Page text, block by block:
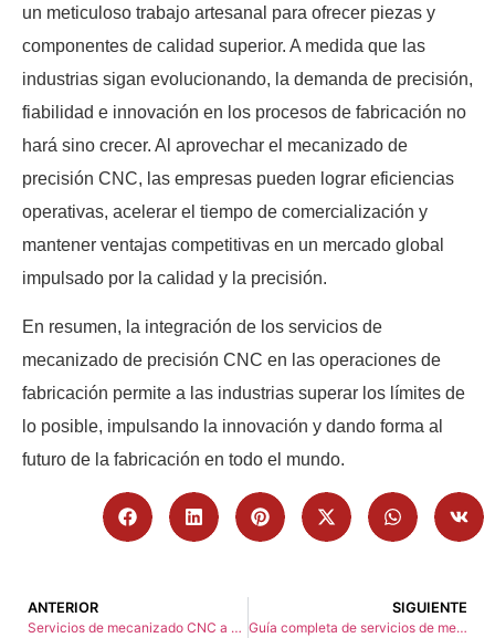
un meticuloso trabajo artesanal para ofrecer piezas y
componentes de calidad superior. A medida que las
industrias sigan evolucionando, la demanda de precisión,
fiabilidad e innovación en los procesos de fabricación no
hará sino crecer. Al aprovechar el mecanizado de
precisión CNC, las empresas pueden lograr eficiencias
operativas, acelerar el tiempo de comercialización y
mantener ventajas competitivas en un mercado global
impulsado por la calidad y la precisión.
En resumen, la integración de los servicios de
mecanizado de precisión CNC en las operaciones de
fabricación permite a las industrias superar los límites de
lo posible, impulsando la innovación y dando forma al
futuro de la fabricación en todo el mundo.
ANTERIOR
Servicios de mecanizado CNC a medida Obtenga una cotización gratuita
SIGUIENTE
Guía completa de servicios de mecanizado CNC